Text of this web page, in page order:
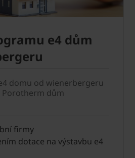
e4 dům
domu od wienerbergeru
Porotherm dům
firmy
dotace na výstavbu e4